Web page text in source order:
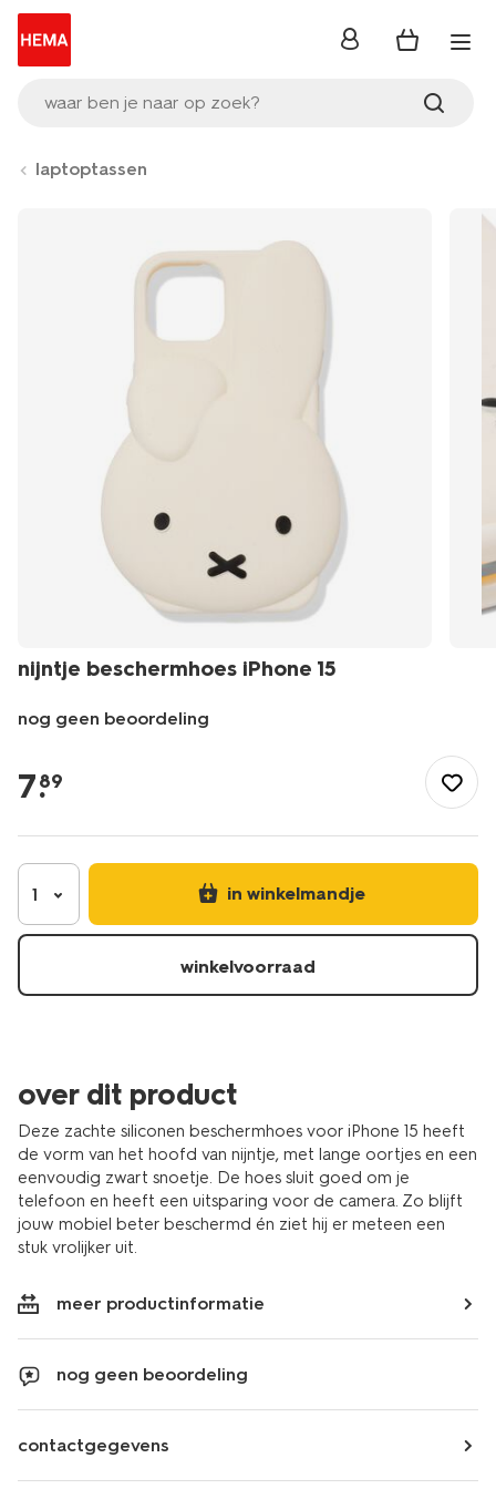
waar ben je naar op zoek?
inloggen
laptoptassen
nijntje beschermhoes iPhone 15
nog geen beoordeling
be/kantoor/media-
computer/laptoptas/nijntje-
iphone-
15-
14990123.html
7.
89
1 in winkelmandje
winkelvoorraad
over dit product
Deze zachte siliconen beschermhoes voor iPhone 15 heeft
de vorm van het hoofd van nijntje, met lange oortjes en een
eenvoudig zwart snoetje. De hoes sluit goed om je
telefoon en heeft een uitsparing voor de camera. Zo blijft
jouw mobiel beter beschermd én ziet hij er meteen een
stuk vrolijker uit.
meer productinformatie
nog geen beoordeling
contactgegevens